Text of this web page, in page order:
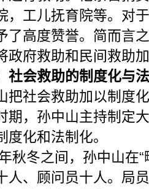
，工儿抚育院等。对
了高度赞誉。简而言
政府救助和民间救助
会救助的制度化与
社会救助加以制度化
期，孙中山主持制定
度化和法制化。
冬之间，孙中山在“
人、顾问员十人。局